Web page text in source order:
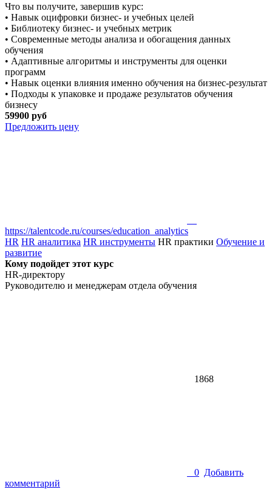
Что вы получите, завершив курс:
• Навык оцифровки бизнес- и учебных целей
• Библиотеку бизнес- и учебных метрик
• Современные методы анализа и обогащения данных
обучения
• Адаптивные алгоритмы и инструменты для оценки
программ
• Навык оценки влияния именно обучения на бизнес-результат
• Подходы к упаковке и продаже результатов обучения
бизнесу
59900 руб
Предложить цену
https://talentcode.ru/courses/education_analytics
HR HR аналитика HR инструменты HR практики Обучение и
развитие
Кому подойдет этот курс
HR-директору
Руководителю и менеджерам отдела обучения
1868
0 Добавить
комментарий